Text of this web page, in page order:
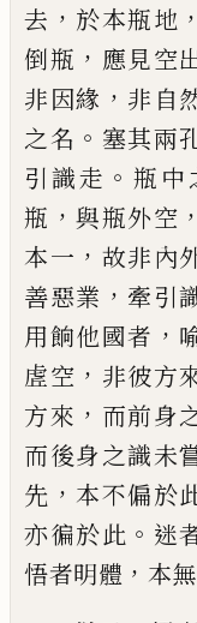
去 ， 於本瓶地 ，
倒瓶 ， 應見空
非因緣 ， 非自
之名 。 塞其兩
引識走 。瓶中
瓶 ，與瓶外空 ，
本一 ， 故非內
善惡業 ， 牽引
用餉他國者 ，
虗空 ， 非彼方
方來 ， 而前身
而後身之識未
先 ，本不偏於
亦徧於此 。 迷
悟者明體 ， 本